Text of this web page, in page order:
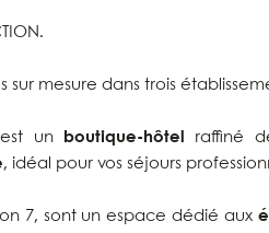
sur mesure dans trois
un boutique-hôtel
raffiné
, idéal pour vos séjours
7, sont un espace dédié aux